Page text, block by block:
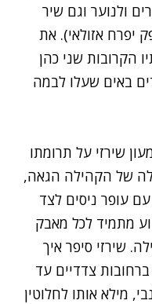
ולנוער וגם שיר
יפרח אזולאי). את
הקרובות שני כהן
באים שעלו לבמה
שירזי על תרומתו
של הקהילה הגאה,
עופר ניסים לצד
מתמיד לכל מאבק
שירזי סיפר איך
צדדיים עד
מילא אותו לחלוטין